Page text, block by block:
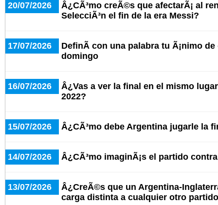
20/07/2026
Â¿CÃ³mo creÃ©s que afectarÃ¡ al
SelecciÃ³n el fin de la era Messi?
17/07/2026
DefinÃ­ con una palabra tu Ã¡nimo
domingo
16/07/2026
Â¿Vas a ver la final en el mismo
2022?
15/07/2026 Â¿CÃ³mo debe Argentina jugarle la
14/07/2026 Â¿CÃ³mo imaginÃ¡s el partido
13/07/2026
Â¿CreÃ©s que un Argentina-
carga distinta a cualquier otro